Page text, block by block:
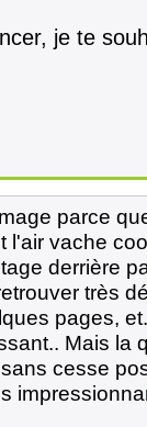
je te
parce
l'air vache
derrière
très
pages,
Mais la
cesse